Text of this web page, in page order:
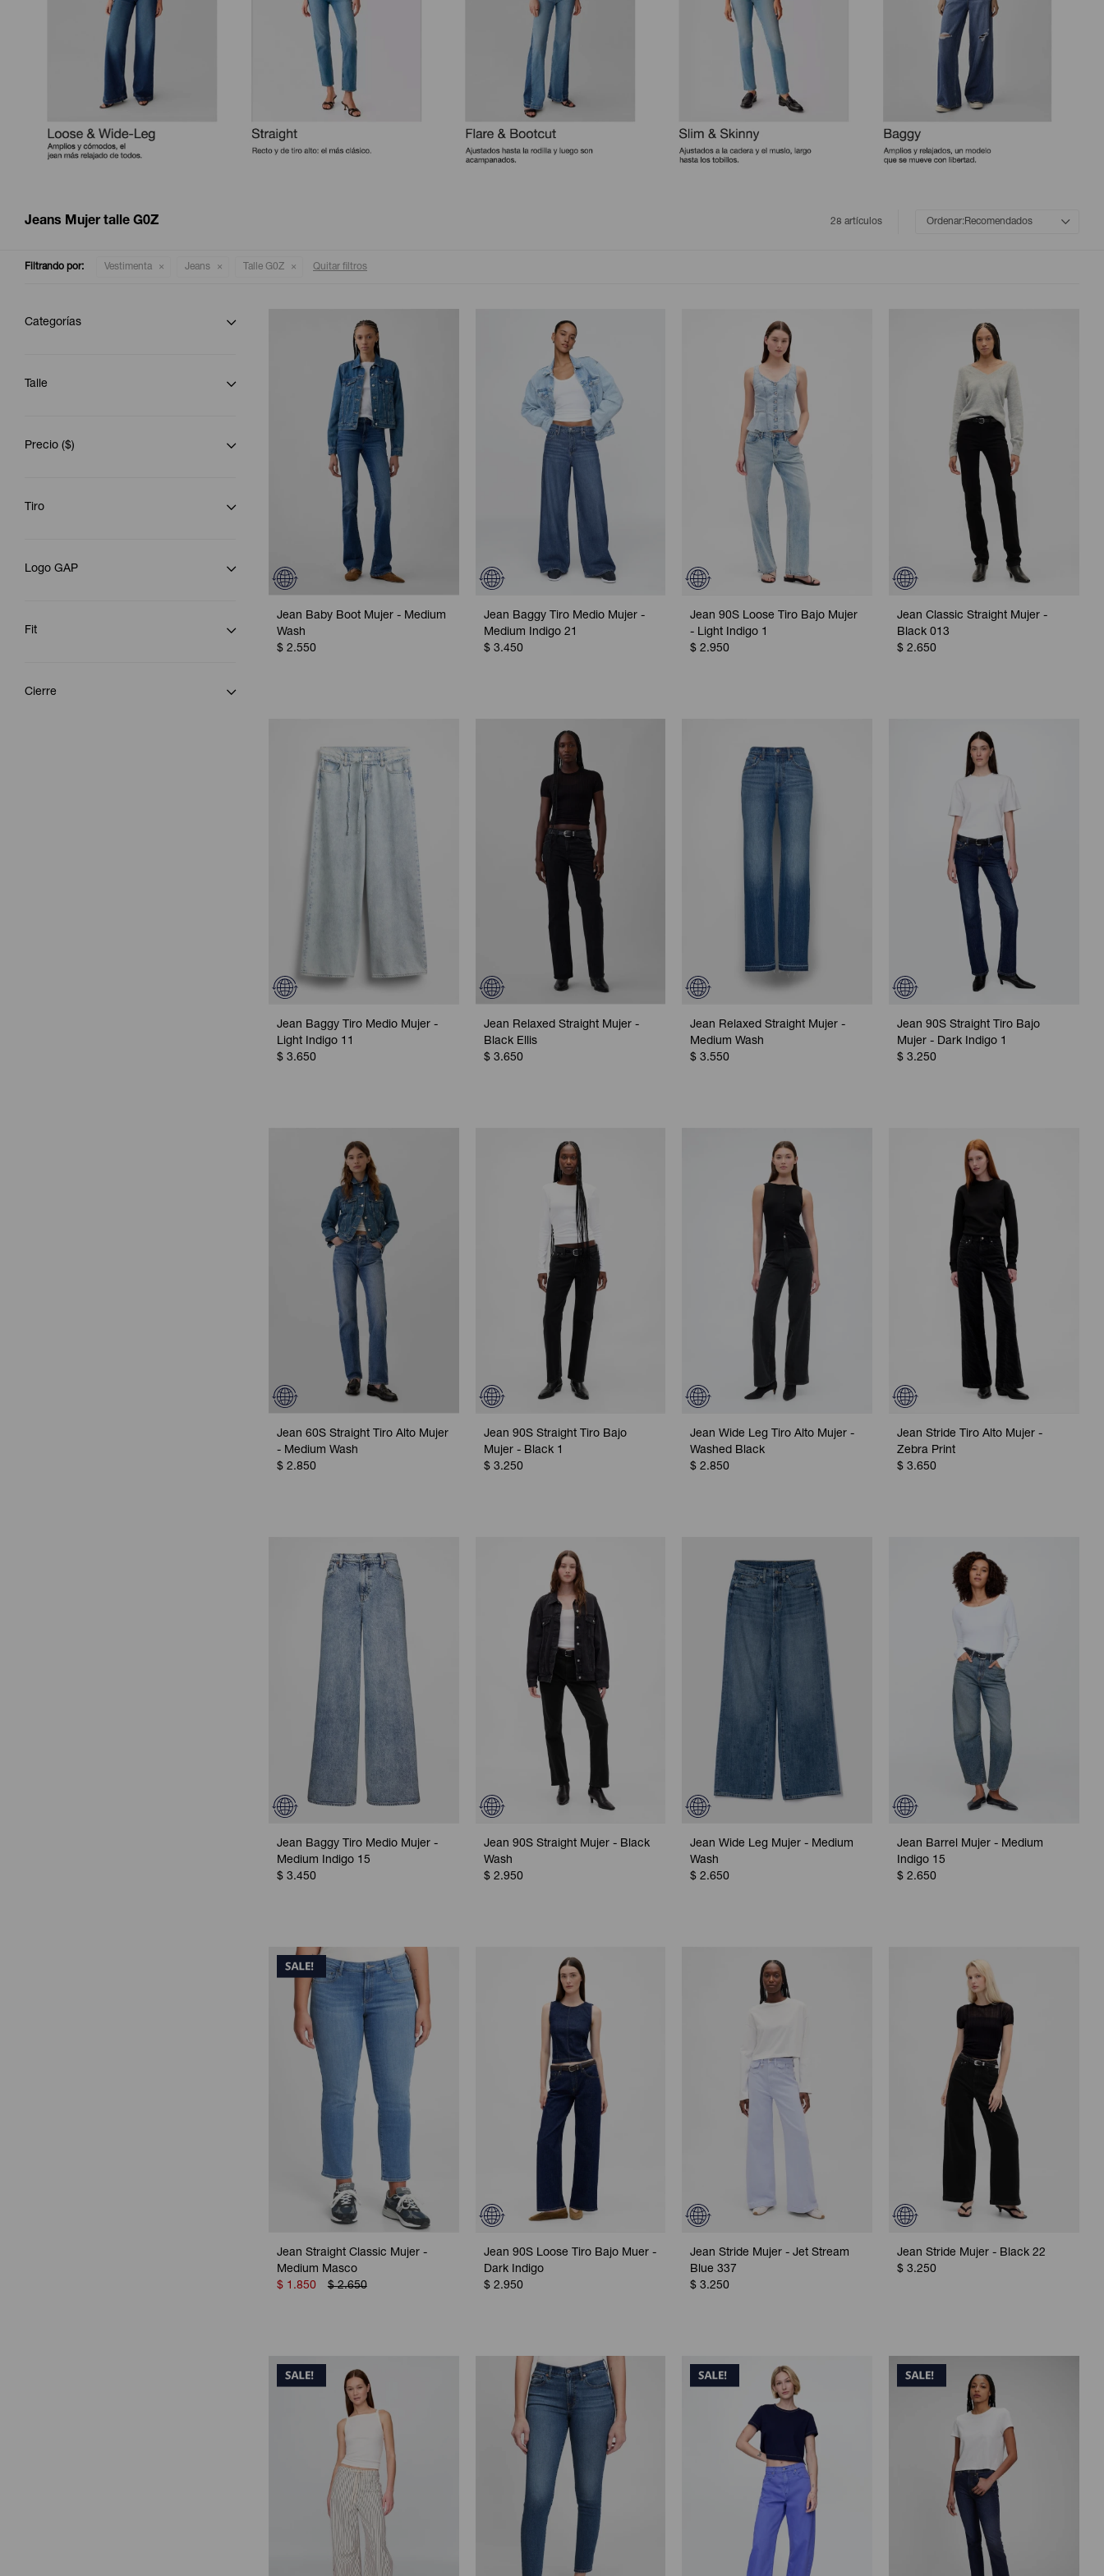
Jeans Mujer talle G0Z 28 artículos Recomendados
Filtrando por: Vestimenta Jeans Talle G0Z Quitar filtros
Jean Baby Boot Mujer - Medium
Wash
$ 2.550
Jean Baggy Tiro Medio Mujer -
Medium Indigo 21
$ 3.450
Jean 90S Loose Tiro Bajo Mujer
- Light Indigo 1
$ 2.950
Jean Classic Straight Mujer -
Black 013
$ 2.650
Jean Baggy Tiro Medio Mujer -
Light Indigo 11
$ 3.650
Jean Relaxed Straight Mujer -
Black Ellis
$ 3.650
Jean Relaxed Straight Mujer -
Medium Wash
$ 3.550
Jean 90S Straight Tiro Bajo
Mujer - Dark Indigo 1
$ 3.250
Jean 60S Straight Tiro Alto Mujer
- Medium Wash
$ 2.850
Jean 90S Straight Tiro Bajo
Mujer - Black 1
$ 3.250
Jean Wide Leg Tiro Alto Mujer -
Washed Black
$ 2.850
Jean Stride Tiro Alto Mujer -
Zebra Print
$ 3.650
Jean Baggy Tiro Medio Mujer -
Medium Indigo 15
$ 3.450
Jean 90S Straight Mujer - Black
Wash
$ 2.950
Jean Wide Leg Mujer - Medium
Wash
$ 2.650
Jean Barrel Mujer - Medium
Indigo 15
$ 2.650
Jean Straight Classic Mujer -
Medium Masco
$ 1.850 $ 2.650
Jean 90S Loose Tiro Bajo Muer -
Dark Indigo
$ 2.950
Jean Stride Mujer - Jet Stream
Blue 337
$ 3.250
Jean Stride Mujer - Black 22
$ 3.250
Categorías
Talle
Precio ($)
Tiro
Logo GAP
Fit
Cierre